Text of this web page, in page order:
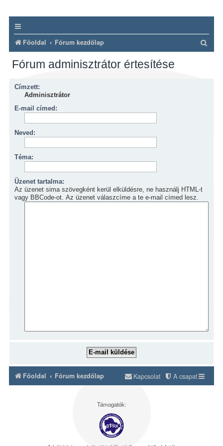
Főoldal Fórum kezdőlap
Fórum adminisztrátor értesítése
Címzett:
Adminisztrátor
E-mail címed:
Neved:
Téma:
Üzenet tartalma:
Az üzenet sima szövegként kerül elküldésre, ne használj HTML-t
vagy BBCode-ot. Az üzenet válaszcíme a te e-mail címed lesz.
Főoldal Fórum kezdőlap A csapat
Kapcsolat
Támogatók: